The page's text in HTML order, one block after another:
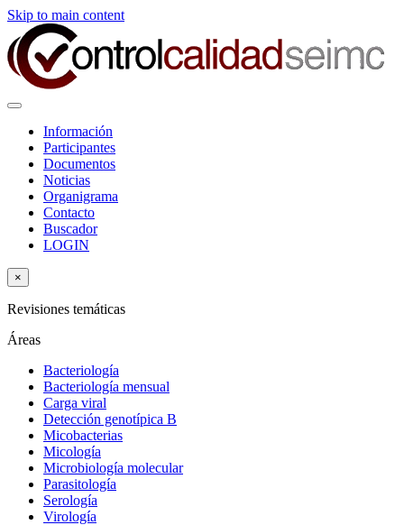
Skip to main content
Información
Participantes
Documentos
Noticias
Organigrama
Contacto
Buscador
LOGIN
×
Revisiones temáticas
Áreas
Bacteriología
Bacteriología mensual
Carga viral
Detección genotípica B
Micobacterias
Micología
Microbiología molecular
Parasitología
Serología
Virología